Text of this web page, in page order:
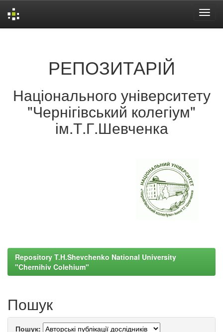
РЕПОЗИТАРІЙ
Національного університету
"Чернігівський колегіум"
ім.Т.Г.Шевченка
Repository T.H.Shevchenko National University
"Chernihiv Colehium"
Пошук
Пошук: